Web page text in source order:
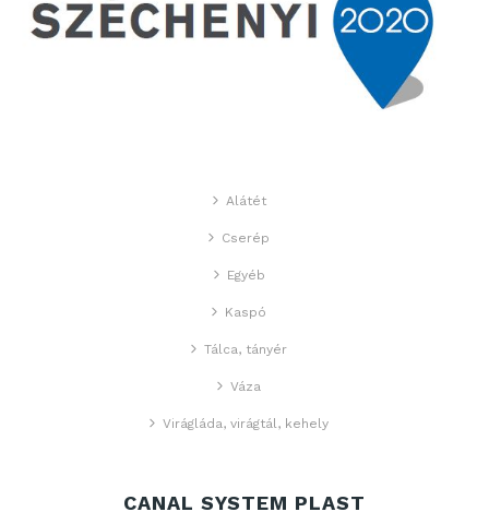
Alátét
Cserép
Egyéb
Kaspó
Tálca, tányér
Váza
Virágláda, virágtál, kehely
CANAL SYSTEM PLAST